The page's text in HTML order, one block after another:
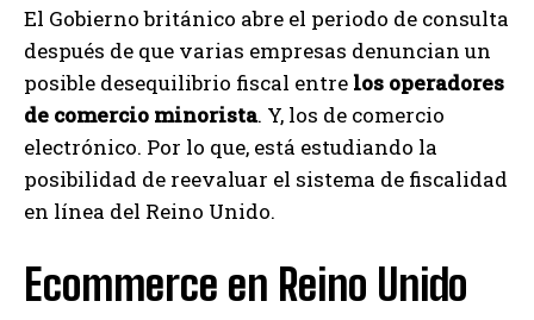
El Gobierno británico abre el periodo de consulta
después de que varias empresas denuncian un
posible desequilibrio fiscal entre los operadores
de comercio minorista. Y, los de comercio
electrónico. Por lo que, está estudiando la
posibilidad de reevaluar el sistema de fiscalidad
en línea del Reino Unido.
Ecommerce en Reino Unido